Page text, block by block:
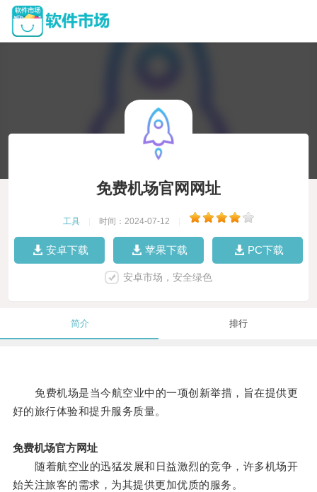
免费机场官网网址
工具 时间：2024-07-12
安卓下载 苹果下载 PC下载
安卓市场，安全绿色
简介 排行
免费机场是当今航空业中的一项创新举措，旨在提供更
好的旅行体验和提升服务质量。
免费机场官方网址
随着航空业的迅猛发展和日益激烈的竞争，许多机场开
始关注旅客的需求，为其提供更加优质的服务。